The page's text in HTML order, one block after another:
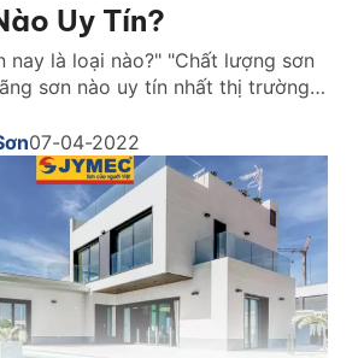
Uy Tín?
nay là loại nào?" "Chất lượng sơn
sơn nào uy tín nhất thị trường
JYMEC tìm hiểu những lời
bài viêt dưới đây nhé! Sơn tốt
07-04-2022